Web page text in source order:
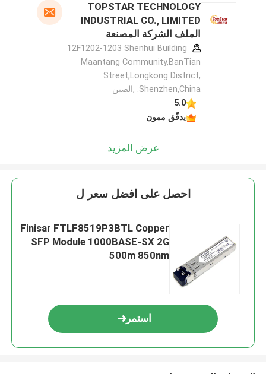
TOPSTAR TECHNOLOGY
INDUSTRIAL CO., LIMITED
الملف الشركة المصنعة
12F1202-1203 Shenhui Building
Maantang Community,BanTian
Street,Longkong District,
Shenzhen,China. ,الصين
5.0
يدقّق ممون
عرض المزيد
احصل على افضل سعر ل
Finisar FTLF8519P3BTL Copper
SFP Module 1000BASE-SX 2G
500m 850nm
استمر